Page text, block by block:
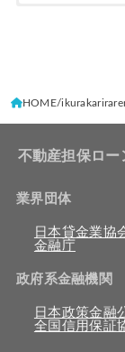
HOME
不動産担保ロー
業界団体
日本貸金業協
金融庁
政府系金融機関
日本政策金融
全国信用保証